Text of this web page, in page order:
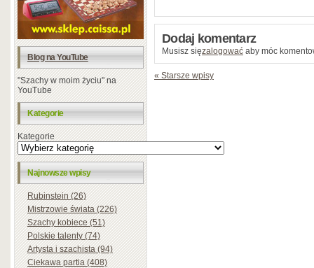
Blog na YouTube
"Szachy w moim życiu" na
YouTube
Kategorie
Kategorie
Najnowsze wpisy
Rubinstein (26)
Mistrzowie świata (226)
Szachy kobiece (51)
Polskie talenty (74)
Artysta i szachista (94)
Ciekawa partia (408)
Dodaj komentarz
Musisz sięzalogować aby móc
« Starsze wpisy